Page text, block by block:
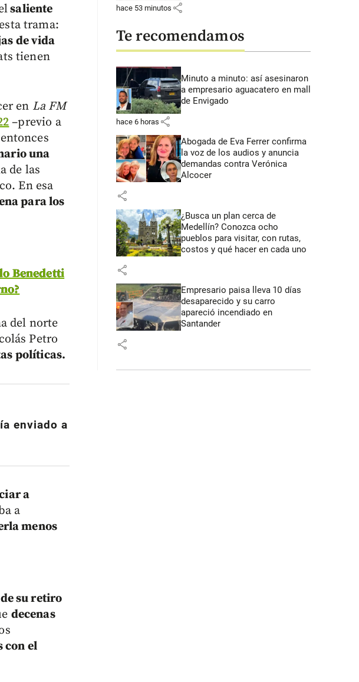
saliente
trama:
de vida
tienen
en La FM
–previo a
una
de las
En esa
para los
Benedetti
del norte
Petro
políticas.
enviado a
a
a
menos
su retiro
decenas
con el
hace 53 minutos share
Te recomendamos
Minuto a minuto: así asesinaron
a empresario aguacatero en mall
de Envigado
hace 6 horas share
Abogada de Eva Ferrer confirma
la voz de los audios y anuncia
demandas contra Verónica
Alcocer
share
¿Busca un plan cerca de
Medellín? Conozca ocho
pueblos para visitar, con rutas,
costos y qué hacer en cada uno
share
Empresario paisa lleva 10 días
desaparecido y su carro
apareció incendiado en
Santander
share